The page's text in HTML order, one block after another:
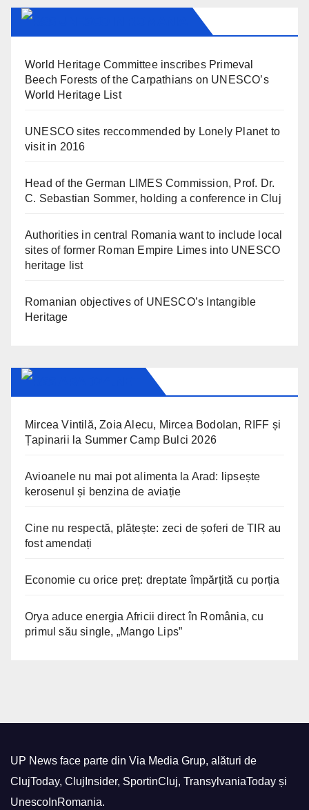
World Heritage Committee inscribes Primeval
Beech Forests of the Carpathians on UNESCO’s
World Heritage List
UNESCO sites reccommended by Lonely Planet to
visit in 2016
Head of the German LIMES Commission, Prof. Dr.
C. Sebastian Sommer, holding a conference in Cluj
Authorities in central Romania want to include local
sites of former Roman Empire Limes into UNESCO
heritage list
Romanian objectives of UNESCO’s Intangible
Heritage
Mircea Vintilă, Zoia Alecu, Mircea Bodolan, RIFF și
Țapinarii la Summer Camp Bulci 2026
Avioanele nu mai pot alimenta la Arad: lipsește
kerosenul și benzina de aviație
Cine nu respectă, plătește: zeci de șoferi de TIR au
fost amendați
Economie cu orice preț: dreptate împărțită cu porția
Orya aduce energia Africii direct în România, cu
primul său single, „Mango Lips”
UP News face parte din Via Media Grup, alături de
ClujToday, ClujInsider, SportinCluj, TransylvaniaToday și
UnescoInRomania.